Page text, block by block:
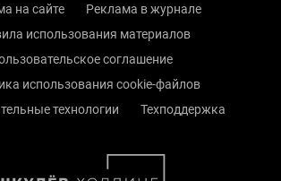
на сайте
Реклама в журнале
использования материалов
соглашение
использования cookie-файлов
технологии
Техподдержка